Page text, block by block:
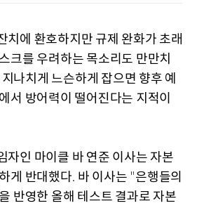
치에 환호하지만 규제 완화가 초래
크를 우려하는 목소리도 만만치
나치게 느슨하게 잡으면 향후 예
서 방어력이 떨어진다는 지적이
자인 마이클 바 연준 이사는 자본
게 반대했다. 바 이사는 "은행들의
반영한 올해 테스트 결과로 자본